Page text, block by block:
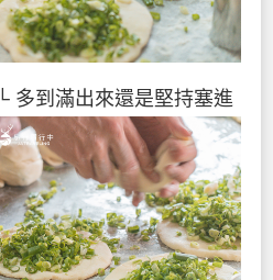
└ 多到滿出來還是堅持塞進